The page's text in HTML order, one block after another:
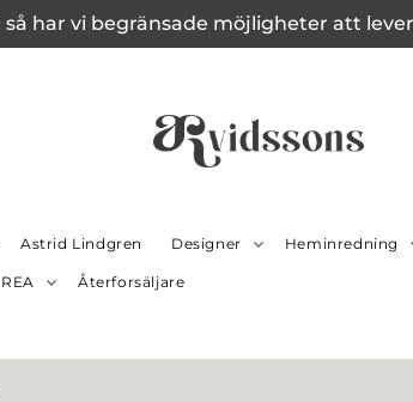
så har vi begränsade möjligheter att
Astrid Lindgren Designer Heminredning
REA Återforsäljare